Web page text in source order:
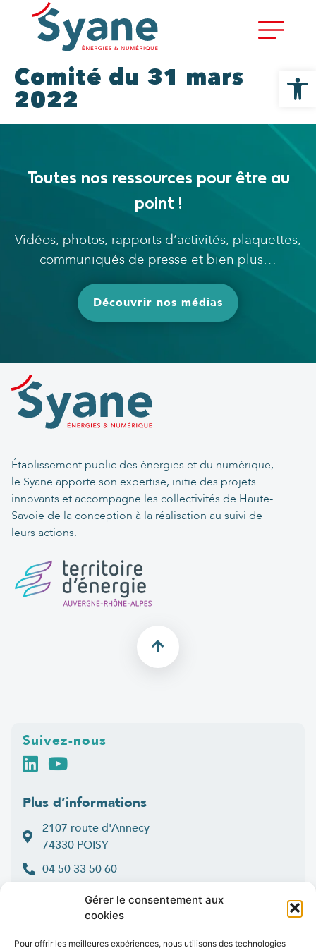
Gérer le consentement aux
cookies
Pour offrir les meilleures expériences, nous utilisons des technologies
Comité du 31 mars
2022
Toutes nos ressources pour être au
point !
Vidéos, photos, rapports d’activités, plaquettes,
communiqués de presse et bien plus…
Découvrir nos médias
Établissement public des énergies et du numérique,
le Syane apporte son expertise, initie des projets
innovants et accompagne les collectivités de Haute-
Savoie de la conception à la réalisation au suivi de
leurs actions.
Suivez-nous
Plus d’informations
2107 route d'Annecy
74330 POISY
04 50 33 50 60
Lun > jeu : 9h-12h et 14h-16h30
9h-12h et 14h-16h
Ouvrir